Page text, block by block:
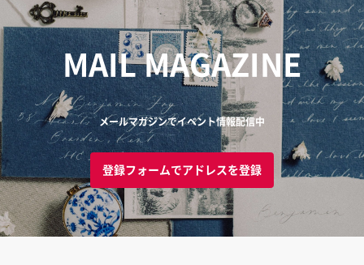
MAIL MAGAZINE
メールマガジンでイベント情報配信中
登録フォームでアドレスを登録